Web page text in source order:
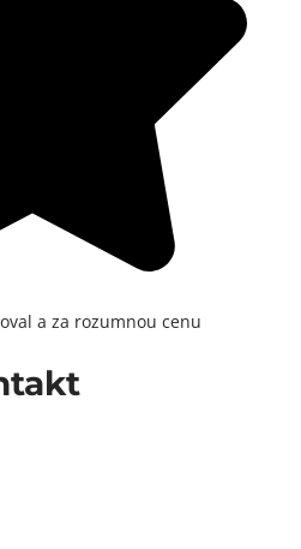
a za rozumnou cenu